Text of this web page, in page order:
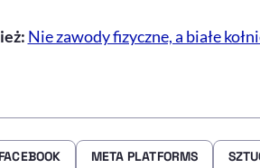
Nie zawody fizyczne, a białe
FACEBOOK META PLATFORMS